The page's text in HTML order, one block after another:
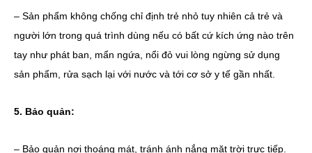
– Sản phẩm không chống chỉ định trẻ nhỏ tuy nhiên cả trẻ và
người lớn trong quá trình dùng nếu có bất cứ kích ứng nào trên
tay như phát ban, mẩn ngứa, nổi đỏ vui lòng ngừng sử dụng
sản phẩm, rửa sạch lại với nước và tới cơ sở y tế gần nhất.
5. Bảo quản:
– Bảo quản nơi thoáng mát, tránh ánh nắng mặt trời trực tiếp.